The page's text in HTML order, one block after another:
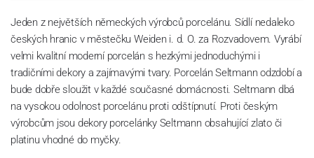
Jeden z největších německých výrobců porcelánu. Sídlí nedaleko
českých hranic v městečku Weiden i. d. O. za Rozvadovem. Vyrábí
velmi kvalitní moderní porcelán s hezkými jednoduchými i
tradičními dekory a zajímavými tvary. Porcelán Seltmann odzdobí a
bude dobře sloužit v každé současné domácnosti. Seltmann dbá
na vysokou odolnost porcelánu proti odštípnutí. Proti českým
výrobcům jsou dekory porcelánky Seltmann obsahující zlato či
platinu vhodné do myčky.